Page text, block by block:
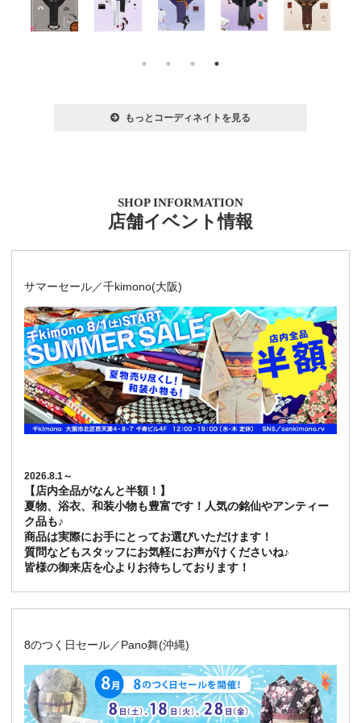
もっとコーディネイトを見る
SHOP INFORMATION
店舗イベント情報
サマーセール／千kimono(大阪)
2026.8.1～
【店内全品がなんと半額！】
夏物、浴衣、和装小物も豊富です！人気の銘仙やアンティー
ク品も♪
商品は実際にお手にとってお選びいただけます！
質問などもスタッフにお気軽にお声がけくださいね♪
皆様の御来店を心よりお待ちしております！
8のつく日セール／Pano舞(沖縄)